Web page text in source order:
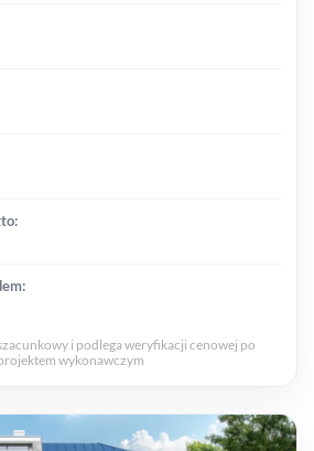
i podlega weryfikacji cenowej po
wykonawczym